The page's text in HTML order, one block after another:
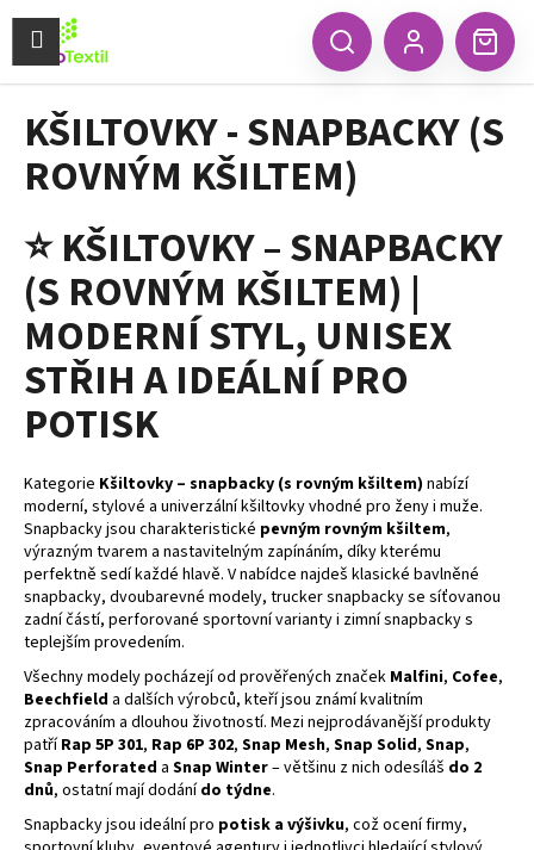
obsah
HledatPřihlášení
Menu
KŠILTOVKY - SNAPBACKY (S
ROVNÝM KŠILTEM)
⭐KŠILTOVKY – SNAPBACKY
(S ROVNÝM KŠILTEM) |
MODERNÍ STYL, UNISEX
STŘIH A IDEÁLNÍ PRO
POTISK
Kategorie Kšiltovky – snapbacky (s rovným kšiltem) nabízí
moderní, stylové a univerzální kšiltovky vhodné pro ženy i muže.
Snapbacky jsou charakteristické pevným rovným kšiltem,
výrazným tvarem a nastavitelným zapínáním, díky kterému
perfektně sedí každé hlavě. V nabídce najdeš klasické bavlněné
snapbacky, dvoubarevné modely, trucker snapbacky se síťovanou
zadní částí, perforované sportovní varianty i zimní snapbacky s
teplejším provedením.
Všechny modely pocházejí od prověřených značek Malfini, Cofee,
Beechfield a dalších výrobců, kteří jsou známí kvalitním
zpracováním a dlouhou životností. Mezi nejprodávanější produkty
patříRap 5P 301, Rap 6P 302, Snap Mesh, Snap Solid, Snap,
Snap Perforated a Snap Winter– většinu z nich odesíláš do 2
dnů, ostatní mají dodánído týdne.
Snapbacky jsou ideální pro potisk a výšivku, což ocení firmy,
K
š Zpět
Zpět
C
o
p
o
t
ř
e
b
u
j
e
t
e
n
a
j
í
t
?